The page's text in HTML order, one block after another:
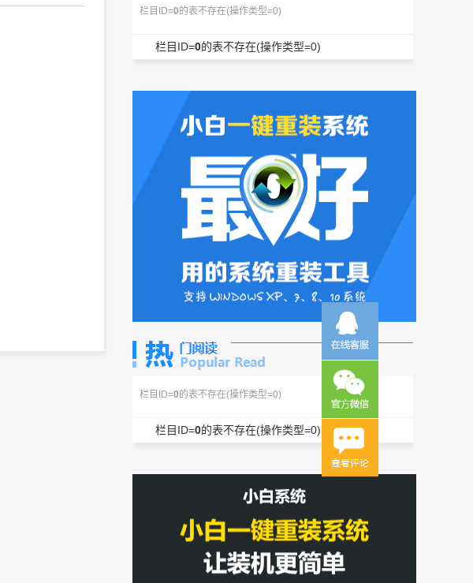
栏目ID=0 的表不存在(操作类型=0)
栏目ID=0的表不存在(操作类型=0)
栏目ID=0 的表不存在(操作类型=0)
栏目ID=0的表不存在(操作类型=0)